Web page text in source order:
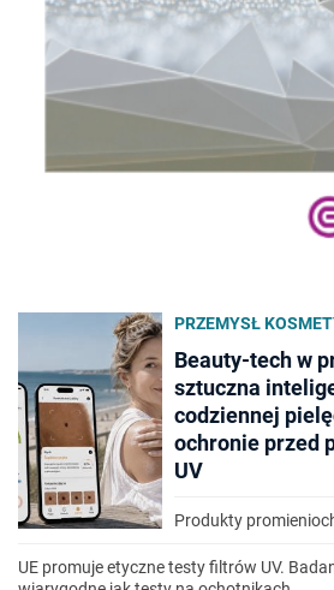
PRZEMYSŁ
Beauty-tech w
sztuczna
codziennej
ochronie przed
UV
Produkty
UE promuje etyczne testy filtrów UV.